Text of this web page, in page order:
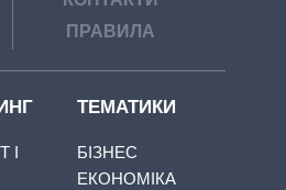
ПРАВИЛА
І
ТЕМАТИКИ
БІЗНЕС
ЕКОНОМІКА